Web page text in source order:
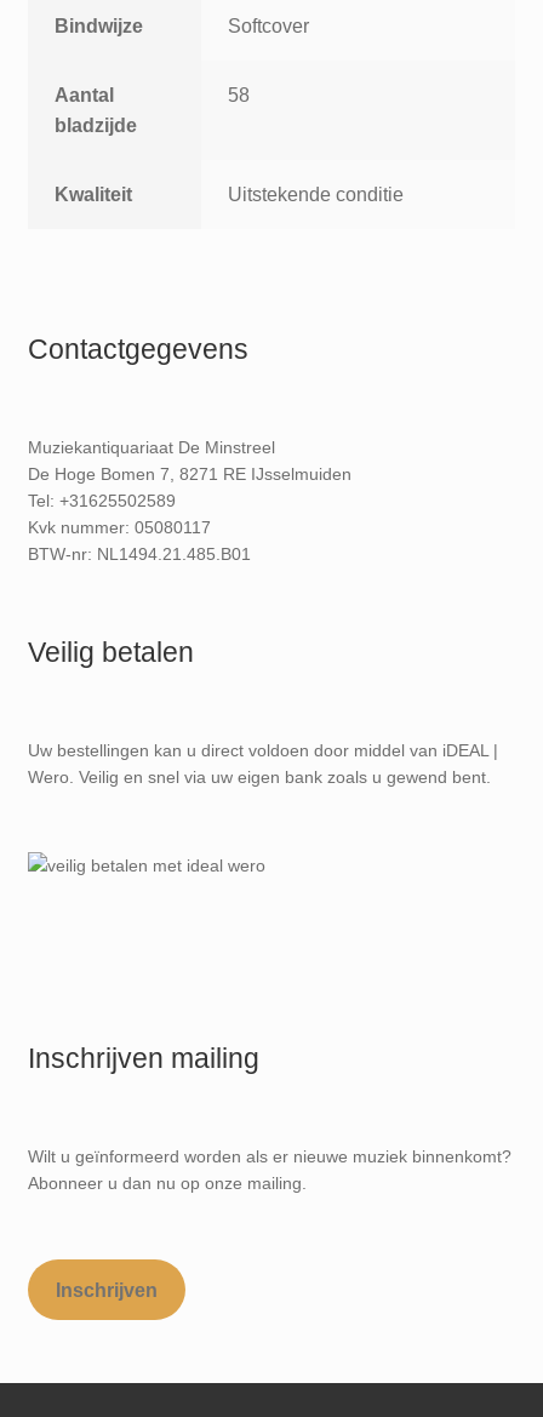
Bindwijze Softcover
Aantal
bladzijde
58
Kwaliteit Uitstekende conditie
Contactgegevens
Muziekantiquariaat De Minstreel
De Hoge Bomen 7, 8271 RE IJsselmuiden
Tel: +31625502589
Kvk nummer: 05080117
BTW-nr: NL1494.21.485.B01
Veilig betalen
Uw bestellingen kan u direct voldoen door middel van iDEAL |
Wero. Veilig en snel via uw eigen bank zoals u gewend bent.
Inschrijven mailing
Wilt u geïnformeerd worden als er nieuwe muziek binnenkomt?
Abonneer u dan nu op onze mailing.
Inschrijven